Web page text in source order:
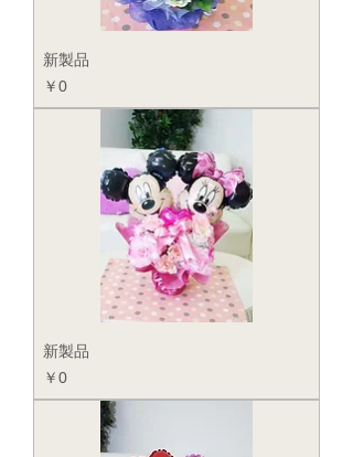
新製品
価格
￥0
新製品
価格
￥0